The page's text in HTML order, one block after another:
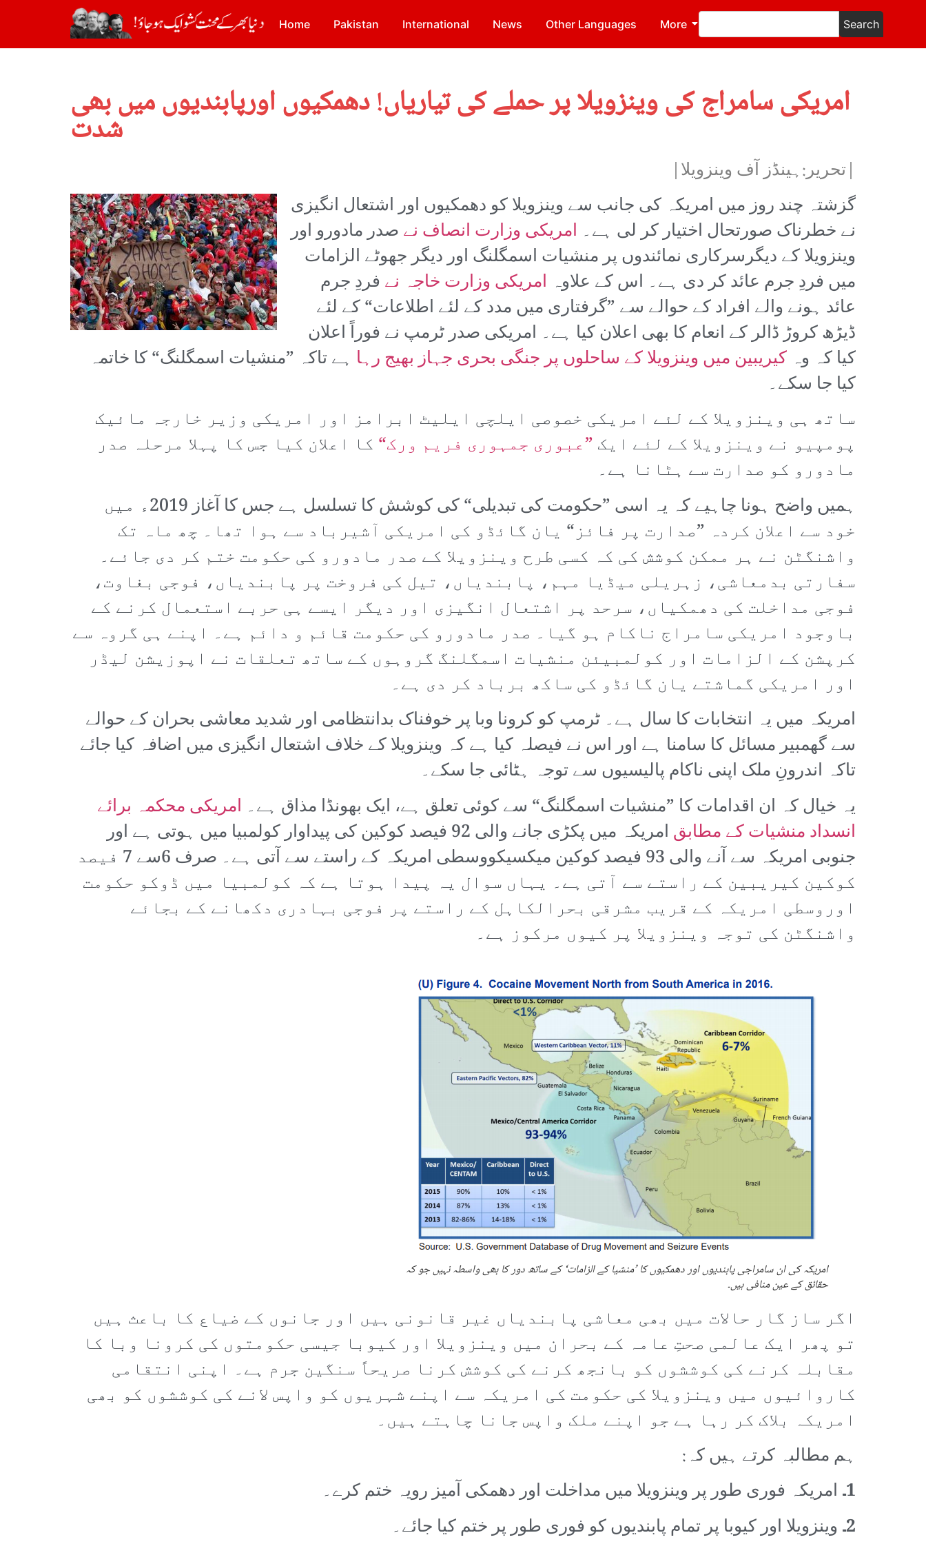
Home Pakistan International News Other Languages More Search
امریکی سامراج کی وینزویلا پر حملے کی تیاریاں! دھمکیوں اورپابندیوں میں بھی
شدت
|تحریر:ہینڈز آف وینزویلا|
گزشتہ چند روز میں امریکہ کی جانب سے وینزویلا کو دھمکیوں اور اشتعال انگیزی
نے خطرناک صورتحال اختیار کر لی ہے۔ امریکی وزارت انصاف نےصدر مادورو اور
وینزویلا کے دیگرسرکاری نمائندوں پر منشیات اسمگلنگ اور دیگر جھوٹے الزامات
میں فردِ جرم عائد کر دی ہے۔ اس کے علاوہ امریکی وزارت خاجہ نے فردِ جرم
عائد ہونے والے افراد کے حوالے سے ”گرفتاری میں مدد کے لئے اطلاعات“ کے لئے
ڈیڑھ کروڑ ڈالر کے انعام کا بھی اعلان کیا ہے۔ امریکی صدر ٹرمپ نے فوراً اعلان
کیا کہ وہ کیریبین میں وینزویلا کے ساحلوں پر جنگی بحری جہاز بھیج رہا ہے تاکہ ”منشیات اسمگلنگ“ کا خاتمہ
کیا جا سکے۔
ساتھ ہی وینزویلا کے لئے امریکی خصوصی ایلچی ایلیٹ ابرامز اور امریکی وزیر خارجہ مائیک
پومپیو نے وینزویلا کے لئے ایک”عبوری جمہوری فریم ورک“ کا اعلان کیا جس کا پہلا مرحلہ صدر
مادورو کو صدارت سے ہٹانا ہے۔
ہمیں واضح ہونا چاہیے کہ یہ اسی ”حکومت کی تبدیلی“ کی کوشش کا تسلسل ہے جس کا آغاز 2019ء میں
خود سے اعلان کردہ ”صدارت پر فائز“ یان گائڈو کی امریکی آشیرباد سے ہوا تھا۔ چھ ماہ تک
واشنگٹن نے ہر ممکن کوشش کی کہ کسی طرح وینزویلا کے صدر مادورو کی حکومت ختم کر دی جائے۔
سفارتی بدمعاشی، زہریلی میڈیا مہم، پابندیاں، تیل کی فروخت پر پابندیاں، فوجی بغاوت،
فوجی مداخلت کی دھمکیاں، سرحد پر اشتعال انگیزی اور دیگر ایسے ہی حربے استعمال کرنے کے
باوجود امریکی سامراج ناکام ہو گیا۔ صدر مادورو کی حکومت قائم و دائم ہے۔ اپنے ہی گروہ سے
کرپشن کے الزامات اور کولمبیئن منشیات اسمگلنگ گروہوں کے ساتھ تعلقات نے اپوزیشن لیڈر
اور امریکی گماشتے یان گائڈو کی ساکھ برباد کر دی ہے۔
امریکہ میں یہ انتخابات کا سال ہے۔ ٹرمپ کو کرونا وبا پر خوفناک بدانتظامی اور شدید معاشی بحران کے حوالے
سے گھمبیر مسائل کا سامنا ہے اور اس نے فیصلہ کیا ہے کہ وینزویلا کے خلاف اشتعال انگیزی میں اضافہ کیا جائے
تاکہ اندرونِ ملک اپنی ناکام پالیسیوں سے توجہ ہٹائی جا سکے۔
یہ خیال کہ ان اقدامات کا ”منشیات اسمگلنگ“ سے کوئی تعلق ہے، ایک بھونڈا مذاق ہے۔ امریکی محکمہ برائے
انسداد منشیات کے مطابق
امریکہ میں پکڑی جانے والی 92 فیصد کوکین کی پیداوار کولمبیا میں ہوتی ہے اور
جنوبی امریکہ سے آنے والی 93 فیصد کوکین میکسیکووسطی امریکہ کے راستے سے آتی ہے۔ صرف 6سے 7 فیصد
کوکین کیریبین کے راستے سے آتی ہے۔ یہاں سوال یہ پیدا ہوتا ہے کہ کولمبیا میں ڈوکو حکومت
اوروسطی امریکہ کے قریب مشرقی بحرالکاہل کے راستے پر فوجی بہادری دکھانے کے بجائے
واشنگٹن کی توجہ وینزویلا پر کیوں مرکوز ہے۔
امریکہ کی ان سامراجی پابندیوں اور دھمکیوں کا ’منشیا کے الزامات‘ کے ساتھ دور کا بھی واسطہ نہیں جو کہ
حقائق کے عین منافی ہیں۔
اگر ساز گار حالات میں بھی معاشی پابندیاں غیر قانونی ہیں اور جانوں کے ضیاع کا باعث ہیں
تو پھر ایک عالمی صحتِ عامہ کے بحران میں وینزویلا اور کیوبا جیسی حکومتوں کی کرونا وبا کا
مقابلہ کرنے کی کوششوں کو بانجھ کرنے کی کوشش کرنا صریحاً سنگین جرم ہے۔ اپنی انتقامی
کاروائیوں میں وینزویلا کی حکومت کی امریکہ سے اپنے شہریوں کو واپس لانے کی کوششوں کو بھی
امریکہ بلاک کر رہا ہے جو اپنے ملک واپس جانا چاہتے ہیں۔
ہم مطالبہ کرتے ہیں کہ:
1۔ امریکہ فوری طور پر وینزویلا میں مداخلت اور دھمکی آمیز رویہ ختم کرے۔
2۔ وینزویلا اور کیوبا پر تمام پابندیوں کو فوری طور پر ختم کیا جائے۔